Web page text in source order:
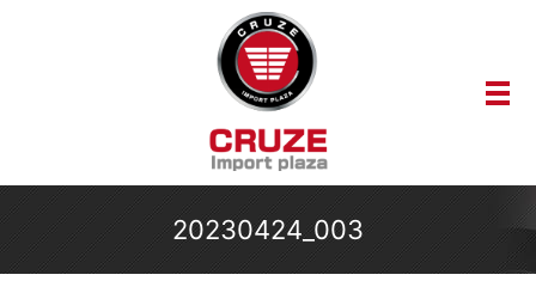
メ
20230424_003